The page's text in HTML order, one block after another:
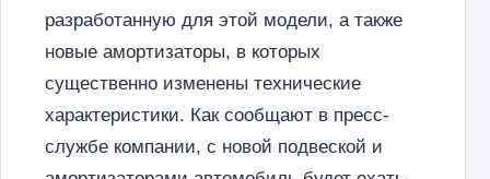
разработанную для этой модели, а также
новые амортизаторы, в которых
существенно изменены технические
характеристики. Как сообщают в пресс-
службе компании, с новой подвеской и